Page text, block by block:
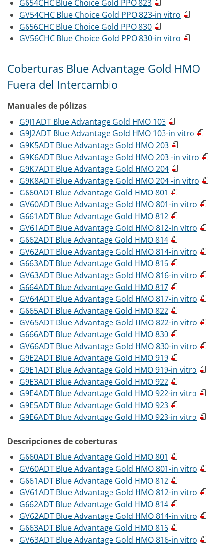
G654CHC Blue Choice Gold PPO 823
GV54CHC Blue Choice Gold PPO 823-in vitro
G656CHC Blue Choice Gold PPO 830
GV56CHC Blue Choice Gold PPO 830-in vitro
Coberturas Blue Advantage Gold HMO
Fuera del Intercambio
Manuales de pólizas
G9J1ADT Blue Advantage Gold HMO 103
G9J2ADT Blue Advantage Gold HMO 103-in vitro
G9K5ADT Blue Advantage Gold HMO 203
G9K6ADT Blue Advantage Gold HMO 203 -in vitro
G9K7ADT Blue Advantage Gold HMO 204
G9K8ADT Blue Advantage Gold HMO 204 -in vitro
G660ADT Blue Advantage Gold HMO 801
GV60ADT Blue Advantage Gold HMO 801-in vitro
G661ADT Blue Advantage Gold HMO 812
GV61ADT Blue Advantage Gold HMO 812-in vitro
G662ADT Blue Advantage Gold HMO 814
GV62ADT Blue Advantage Gold HMO 814-in vitro
G663ADT Blue Advantage Gold HMO 816
GV63ADT Blue Advantage Gold HMO 816-in vitro
G664ADT Blue Advantage Gold HMO 817
GV64ADT Blue Advantage Gold HMO 817-in vitro
G665ADT Blue Advantage Gold HMO 822
GV65ADT Blue Advantage Gold HMO 822-in vitro
G666ADT Blue Advantage Gold HMO 830
GV66ADT Blue Advantage Gold HMO 830-in vitro
G9E2ADT Blue Advantage Gold HMO 919
G9E1ADT Blue Advantage Gold HMO 919-in vitro
G9E3ADT Blue Advantage Gold HMO 922
G9E4ADT Blue Advantage Gold HMO 922-in vitro
G9E5ADT Blue Advantage Gold HMO 923
G9E6ADT Blue Advantage Gold HMO 923-in vitro
Descripciones de coberturas
G660ADT Blue Advantage Gold HMO 801
GV60ADT Blue Advantage Gold HMO 801-in vitro
G661ADT Blue Advantage Gold HMO 812
GV61ADT Blue Advantage Gold HMO 812-in vitro
G662ADT Blue Advantage Gold HMO 814
GV62ADT Blue Advantage Gold HMO 814-in vitro
G663ADT Blue Advantage Gold HMO 816
GV63ADT Blue Advantage Gold HMO 816-in vitro